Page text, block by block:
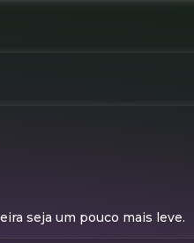
seja um pouco mais leve.